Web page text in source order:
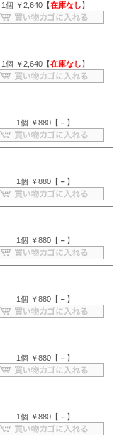
1個 ￥2,640【在庫なし】
1個 ￥2,640【在庫なし】
1個 ￥880【 － 】
1個 ￥880【 － 】
1個 ￥880【 － 】
1個 ￥880【 － 】
1個 ￥880【 － 】
1個 ￥880【 － 】